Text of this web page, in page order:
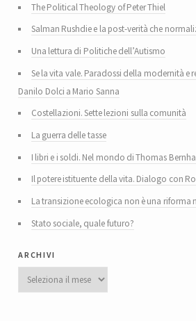
The Political Theology of Peter Thiel
Salman Rushdie e la post-verità che
Una lettura di Politiche dell’Autismo
Se la vita vale. Paradossi della modernità e
Danilo Dolci a Mario Sanna
Costellazioni. Sette lezioni sulla comunità
La guerra delle tasse
I libri e i soldi. Nel mondo di Thomas
Il potere istituente della vita. Dialogo con
La transizione ecologica non è una riforma
Stato sociale, quale futuro?
archivi
Archivi